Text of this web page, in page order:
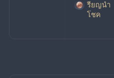
รียญนํา
โชค